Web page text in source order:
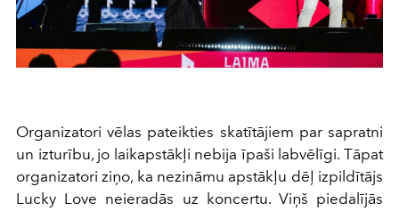
Organizatori vēlas pateikties skatītājiem par sapratni
un izturību, jo laikapstākļi nebija īpaši labvēlīgi. Tāpat
organizatori ziņo, ka nezināmu apstākļu dēļ izpildītājs
Lucky Love neieradās uz koncertu. Viņš piedalījās